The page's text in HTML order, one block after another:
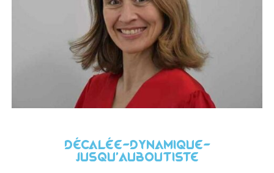
Décalée-Dynamique-
Jusqu'auboutiste